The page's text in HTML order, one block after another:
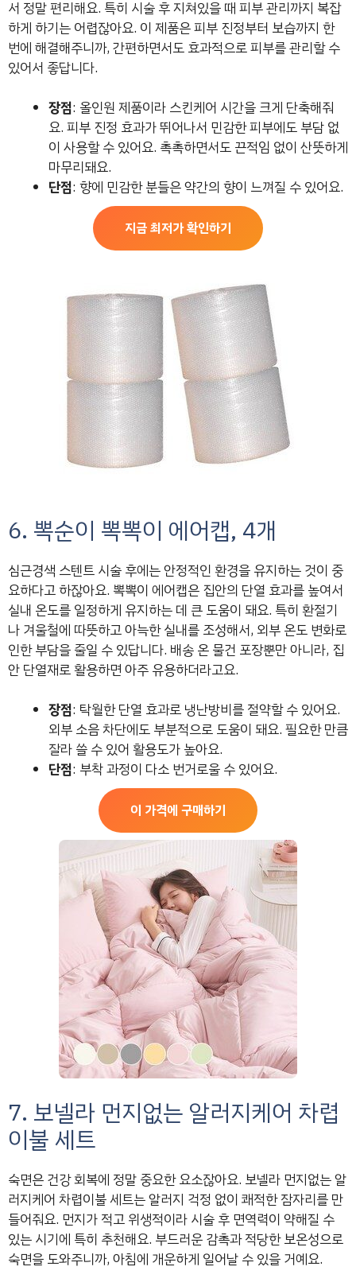
서 정말 편리해요. 특히 시술 후 지쳐있을 때 피부 관리까지 복잡
하게 하기는 어렵잖아요. 이 제품은 피부 진정부터 보습까지 한
번에 해결해주니까, 간편하면서도 효과적으로 피부를 관리할 수
있어서 좋답니다.
장점: 올인원 제품이라 스킨케어 시간을 크게 단축해줘
요. 피부 진정 효과가 뛰어나서 민감한 피부에도 부담 없
이 사용할 수 있어요. 촉촉하면서도 끈적임 없이 산뜻하게
마무리돼요.
단점: 향에 민감한 분들은 약간의 향이 느껴질 수 있어요.
지금 최저가 확인하기
6. 뽁순이 뽁뽁이 에어캡, 4개
심근경색 스텐트 시술 후에는 안정적인 환경을 유지하는 것이 중
요하다고 하잖아요. 뽁뽁이 에어캡은 집안의 단열 효과를 높여서
실내 온도를 일정하게 유지하는 데 큰 도움이 돼요. 특히 환절기
나 겨울철에 따뜻하고 아늑한 실내를 조성해서, 외부 온도 변화로
인한 부담을 줄일 수 있답니다. 배송 온 물건 포장뿐만 아니라, 집
안 단열재로 활용하면 아주 유용하더라고요.
장점: 탁월한 단열 효과로 냉난방비를 절약할 수 있어요.
외부 소음 차단에도 부분적으로 도움이 돼요. 필요한 만큼
잘라 쓸 수 있어 활용도가 높아요.
단점: 부착 과정이 다소 번거로울 수 있어요.
이 가격에 구매하기
7. 보넬라 먼지없는 알러지케어 차렵
이불 세트
숙면은 건강 회복에 정말 중요한 요소잖아요. 보넬라 먼지없는 알
러지케어 차렵이불 세트는 알러지 걱정 없이 쾌적한 잠자리를 만
들어줘요. 먼지가 적고 위생적이라 시술 후 면역력이 약해질 수
있는 시기에 특히 추천해요. 부드러운 감촉과 적당한 보온성으로
숙면을 도와주니까, 아침에 개운하게 일어날 수 있을 거예요.